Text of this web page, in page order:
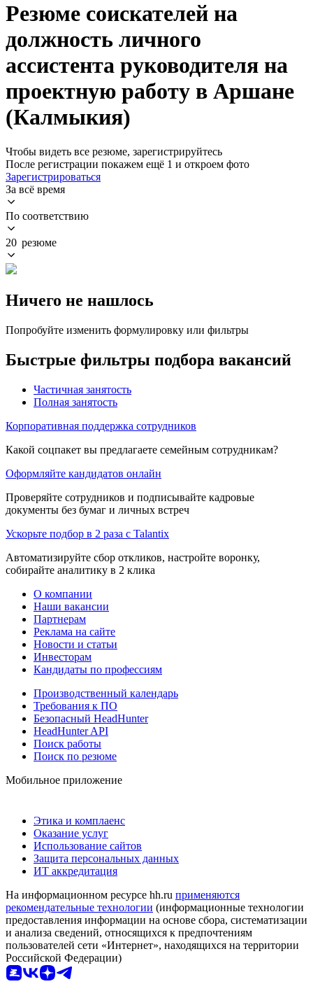
Резюме соискателей на
должность личного
ассистента руководителя на
проектную работу в Аршане
(Калмыкия)
Чтобы видеть все резюме, зарегистрируйтесь
После регистрации покажем ещё 1 и откроем фото
Зарегистрироваться
За всё время
По соответствию
20 резюме
Ничего не нашлось
Попробуйте изменить формулировку или фильтры
Быстрые фильтры подбора вакансий
Частичная занятость
Полная занятость
Корпоративная поддержка сотрудников
Какой соцпакет вы предлагаете семейным сотрудникам?
Оформляйте кандидатов онлайн
Проверяйте сотрудников и подписывайте кадровые
документы без бумаг и личных встреч
Ускорьте подбор в 2 раза с Talantix
Автоматизируйте сбор откликов, настройте воронку,
собирайте аналитику в 2 клика
О компании
Наши вакансии
Партнерам
Реклама на сайте
Новости и статьи
Инвесторам
Кандидаты по профессиям
Производственный календарь
Требования к ПО
Безопасный HeadHunter
HeadHunter API
Поиск работы
Поиск по резюме
Мобильное приложение
Этика и комплаенс
Оказание услуг
Использование сайтов
Защита персональных данных
ИТ аккредитация
На информационном ресурсе hh.ru применяются
рекомендательные технологии (информационные технологии
предоставления информации на основе сбора, систематизации
и анализа сведений, относящихся к предпочтениям
пользователей сети «Интернет», находящихся на территории
Российской Федерации)